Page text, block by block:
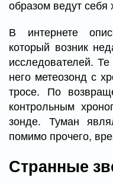
образом ведут себя
В интернете
который возник
исследователей.
него метеозонд с
тросе. По
контрольным
зонде. Туман
помимо прочего,
Странные